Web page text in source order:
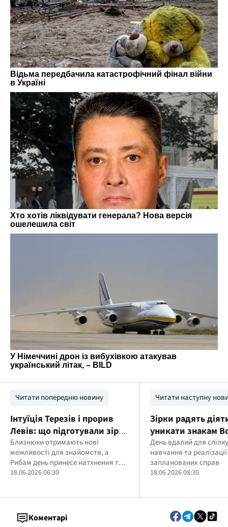
Читати попередню новину
Інтуїція Терезів і прорив
Левів: що підготували зірки
на 18 червня
Близнюки отримають нові
можливості для знайомств, а
Рибам день принесе натхнення та
несподіваний сюрприз
18.06.2026 06:30
Читати наступну
Зірки радять
уникати знакам
червня
День вдалий для
навчання та
запланованих справ
18.06.2026 08:30
Коментарі